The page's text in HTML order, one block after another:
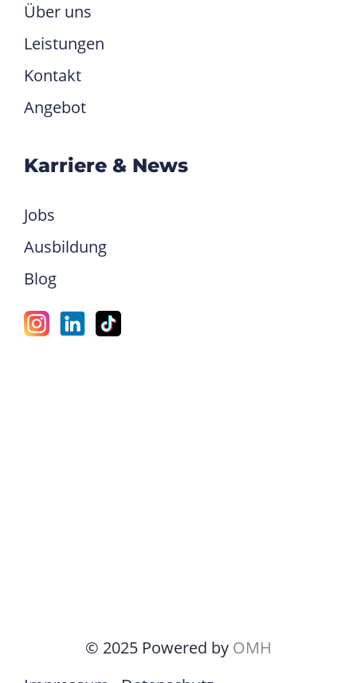
Über uns
Leistungen
Kontakt
Angebot
Karriere & News
Jobs
Ausbildung
Blog
© 2025 Powered by OMH